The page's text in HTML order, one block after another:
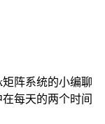
阵系统的小编聊
每天的两个时间